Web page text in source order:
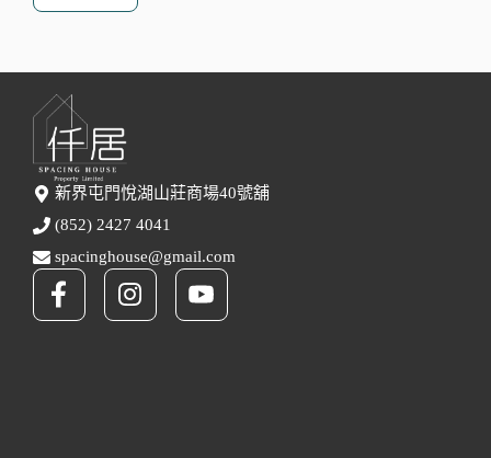
新界屯門悅湖山莊商場40號舖
(852) 2427 4041
spacinghouse@gmail.com